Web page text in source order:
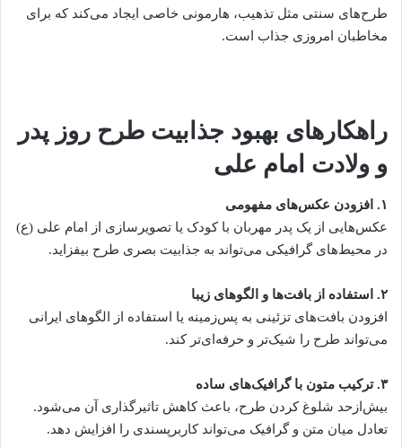
طرح‌های سنتی مثل تذهیب، هارمونی خاصی ایجاد می‌کند که برای
مخاطبان امروزی جذاب است.
راهکارهای بهبود جذابیت طرح روز پدر
و ولادت امام علی
۱. افزودن عکس‌های مفهومی
عکس‌هایی از یک پدر مهربان با کودک یا تصویرسازی از امام علی (ع)
در محیط‌های گرافیکی می‌تواند به جذابیت بصری طرح بیفزاید.
۲. استفاده از بافت‌ها و الگوهای زیبا
افزودن بافت‌های تزئینی به پس‌زمینه یا استفاده از الگوهای ایرانی
می‌تواند طرح را شیک‌تر و حرفه‌ای‌تر کند.
۳.ترکیب متون با گرافیک‌های ساده
بیش‌ازحد شلوغ کردن طرح، باعث کاهش تاثیرگذاری آن می‌شود.
تعادل میان متن و گرافیک می‌تواند کاربرپسندی را افزایش دهد.